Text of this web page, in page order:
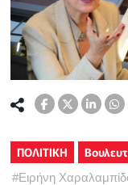
ΠΟΛΙΤΙΚΗ
#Ειρήνη